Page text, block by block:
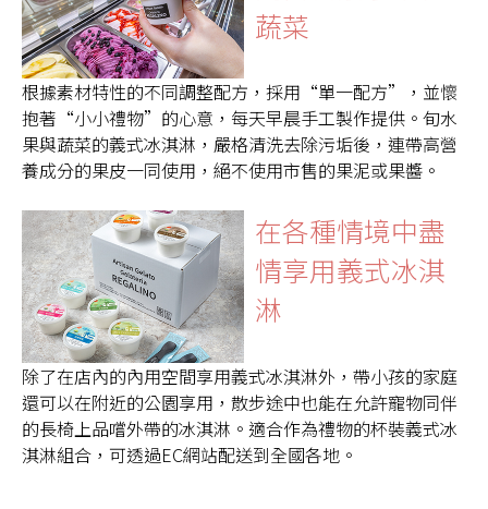
蔬菜
根據素材特性的不同調整配方，採用“單一配方”，並懷
抱著“小小禮物”的心意，每天早晨手工製作提供。旬水
果與蔬菜的義式冰淇淋，嚴格清洗去除污垢後，連帶高營
養成分的果皮一同使用，絕不使用市售的果泥或果醬。
在各種情境中盡
情享用義式冰淇
淋
除了在店內的內用空間享用義式冰淇淋外，帶小孩的家庭
還可以在附近的公園享用，散步途中也能在允許寵物同伴
的長椅上品嚐外帶的冰淇淋。適合作為禮物的杯裝義式冰
淇淋組合，可透過EC網站配送到全國各地。